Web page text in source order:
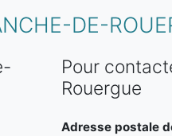
DE-
Pour
Rouergue
Adresse postale